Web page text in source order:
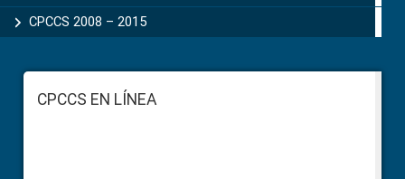
CPCCS 2008 – 2015
FooterCPCCS EN LÍNEA